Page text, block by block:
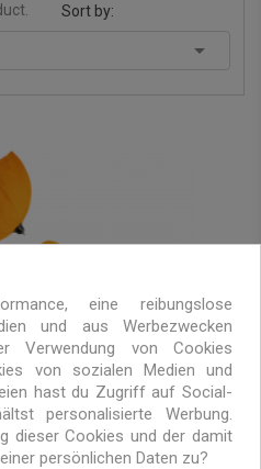
Sort by:

eine reibungslose
und aus Werbezwecken
Verwendung von Cookies
von sozialen Medien und
hast du Zugriff auf Social-
personalisierte Werbung.
dieser Cookies und der damit
persönlichen Daten zu?